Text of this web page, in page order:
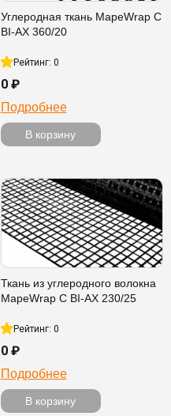
Углеродная ткань MapeWrap C
BI-AX 360/20
Рейтинг: 0
0 ₽
Подробнее
В корзину
Ткань из углеродного волокна
MapeWrap C BI-AX 230/25
Рейтинг: 0
0 ₽
Подробнее
В корзину